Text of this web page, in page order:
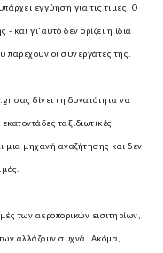
εγγύηση για τις τιμές. Ο
και γι'αυτό δεν ορίζει η ίδια
παρέχουν οι συνεργάτες της.
σας δίνει τη δυνατότητα να
ταξιδιωτικές
μια μηχανή αναζήτησης και δεν
των αεροπορικών εισιτηρίων,
αλλάζουν συχνά. Ακόμα,